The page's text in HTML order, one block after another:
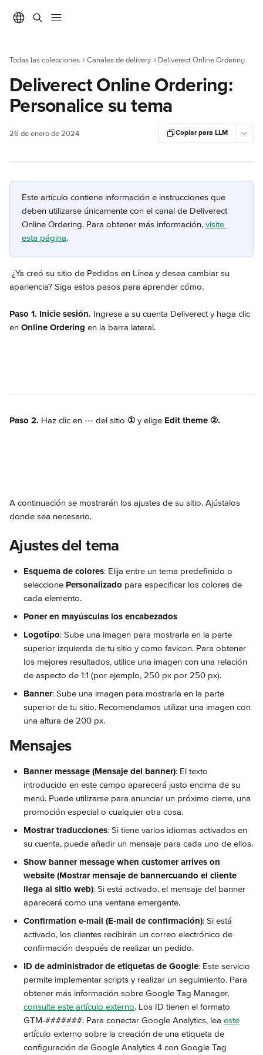
Todas las colecciones Canales de delivery Deliverect Online Ordering
Deliverect Online Ordering:
Personalice su tema
26 de enero de 2024 Copiar para LLM
Este artículo contiene información e instrucciones que
deben utilizarse únicamente con el canal de Deliverect
Online Ordering. Para obtener más información, visite
esta página.
apariencia? Siga estos pasos para aprender cómo.
Paso 1. Inicie sesión. Ingrese a su cuenta Deliverect y haga clic
en Online Ordering en la barra lateral.
Paso 2. Haz clic en ⋯ del sitio ① y elige Edit theme ②.
A continuación se mostrarán los ajustes de su sitio. Ajústalos
donde sea necesario.
Ajustes del tema
Esquema de colores: Elija entre un tema predefinido o
seleccione Personalizado para especificar los colores de
cada elemento.
Poner en mayúsculas los encabezados
Logotipo: Sube una imagen para mostrarla en la parte
superior izquierda de tu sitio y como favicon. Para obtener
los mejores resultados, utilice una imagen con una relación
de aspecto de 1:1 (por ejemplo, 250 px por 250 px).
Banner: Sube una imagen para mostrarla en la parte
superior de tu sitio. Recomendamos utilizar una imagen con
una altura de 200 px.
Mensajes
Banner message (Mensaje del banner): El texto
introducido en este campo aparecerá justo encima de su
menú. Puede utilizarse para anunciar un próximo cierre, una
promoción especial o cualquier otra cosa.
Mostrar traducciones: Si tiene varios idiomas activados en
su cuenta, puede añadir un mensaje para cada uno de ellos.
Show banner message when customer arrives on
website (Mostrar mensaje de bannercuando el cliente
llega al sitio web): Si está activado, el mensaje del banner
aparecerá como una ventana emergente.
Confirmation e-mail (E-mail de confirmación): Si está
activado, los clientes recibirán un correo electrónico de
confirmación después de realizar un pedido.
ID de administrador de etiquetas de Google: Este servicio
permite implementar scripts y realizar un seguimiento. Para
obtener más información sobre Google Tag Manager,
consulte este artículo externo. Los ID tienen el formato
GTM-#######. Para conectar Google Analytics, lea este
artículo externo sobre la creación de una etiqueta de
configuración de Google Analytics 4 con Google Tag